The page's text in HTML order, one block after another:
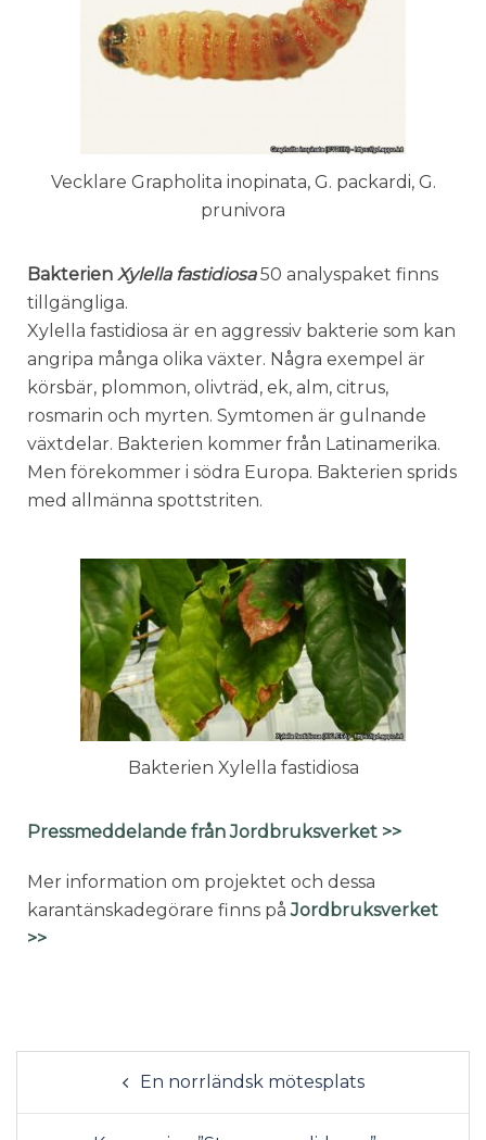
Vecklare Grapholita inopinata, G. packardi, G.
prunivora
Bakterien Xylella fastidiosa50 analyspaket finns
tillgängliga.
Xylella fastidiosa är en aggressiv bakterie som kan
angripa många olika växter. Några exempel är
körsbär, plommon, olivträd, ek, alm, citrus,
rosmarin och myrten. Symtomen är gulnande
växtdelar. Bakterien kommer från Latinamerika.
Men förekommer i södra Europa. Bakterien sprids
med allmänna spottstriten.
Bakterien Xylella fastidiosa
Pressmeddelande från Jordbruksverket >>
Mer information om projektet och dessa
karantänskadegörare finns påJordbruksverket
>>
En norrländsk mötesplats